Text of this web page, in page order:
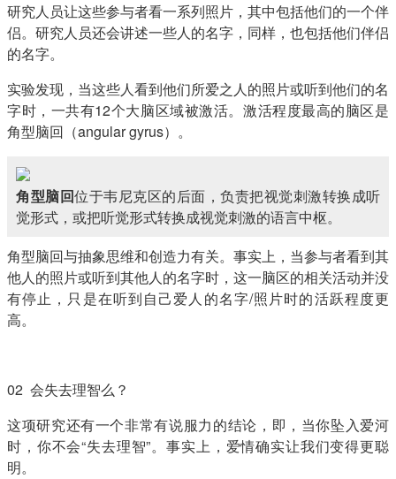
研究人员让这些参与者看一系列照片，其中包括他们的一个伴
侣。研究人员还会讲述一些人的名字，同样，也包括他们伴侣
的名字。
实验发现，当这些人看到他们所爱之人的照片或听到他们的名
字时，一共有12个大脑区域被激活。激活程度最高的脑区是
角型脑回（angular gyrus）。
角型脑回位于韦尼克区的后面，负责把视觉刺激转换成听
觉形式，或把听觉形式转换成视觉刺激的语言中枢。
角型脑回与抽象思维和创造力有关。事实上，当参与者看到其
他人的照片或听到其他人的名字时，这一脑区的相关活动并没
有停止，只是在听到自己爱人的名字/照片时的活跃程度更
高。
02 会失去理智么？
这项研究还有一个非常有说服力的结论，即，当你坠入爱河
时，你不会“失去理智”。事实上，爱情确实让我们变得更聪
明。